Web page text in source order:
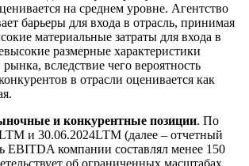
на среднем уровне. Агентство
барьеры для входа в отрасль, принимая
материальные затраты для входа в
размерные характеристики
вследствие чего вероятность
в отрасли оценивается как
и конкурентные позиции. По
и 30.06.2024LTM (далее – отчетный
EBITDA компании составлял менее 150
об ограниченных масштабах